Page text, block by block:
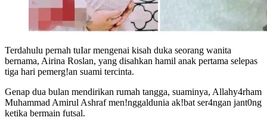
Terdahulu pernah tuIar mengenai kisah duka seorang wanita
bernama, Airina Roslan, yang disahkan hamil anak pertama selepas
tiga hari pemerg!an suami tercinta.
Genap dua bulan mendirikan rumah tangga, suaminya, Allahy4rham
Muhammad Amirul Ashraf men!nggaldunia ak!bat ser4ngan jant0ng
ketika bermain futsal.